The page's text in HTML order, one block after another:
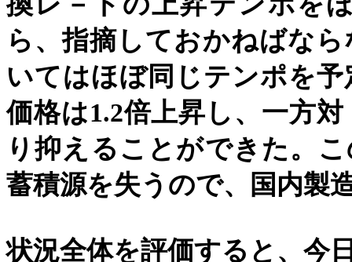
ら、指摘しておかねばな
いてはほぼ同じテンポを
価格は1.2倍上昇し、一方
り抑えることができた。
蓄積源を失うので、国内製
状況全体を評価すると、今